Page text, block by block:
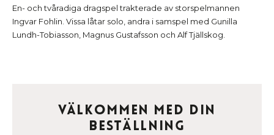
En- och tvåradiga dragspel trakterade av storspelmannen
Ingvar Fohlin. Vissa låtar solo, andra i samspel med Gunilla
Lundh-Tobiasson, Magnus Gustafsson och Alf Tjällskog.
Välkommen med din
beställning